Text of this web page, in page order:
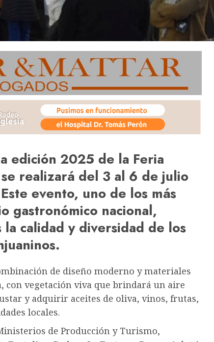
edición 2025 de la Feria
realizará del 3 al 6 de julio
evento, uno de los más
gastronómico nacional,
calidad y diversidad de los
de diseño moderno y materiales
con vegetación viva que brindará un aire
y adquirir aceites de oliva, vinos, frutas,
locales.
de Producción y Turismo,